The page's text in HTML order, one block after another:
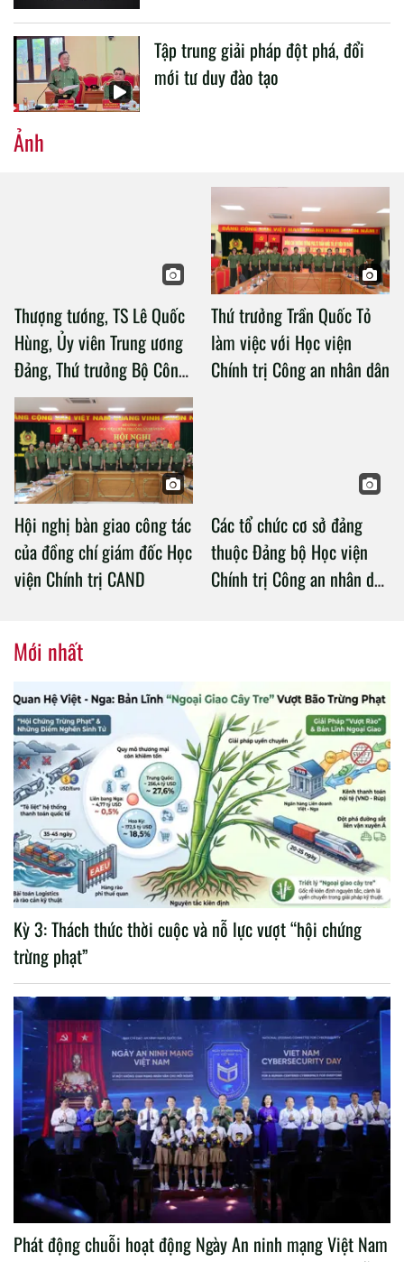
Tập trung giải pháp đột phá, đổi
mới tư duy đào tạo
Ảnh
Thượng tướng, TS Lê Quốc
Hùng, Ủy viên Trung ương
Đảng, Thứ trưởng Bộ Công
an làm việc với Học viện
Chính trị Công an nhân dân
Thứ trưởng Trần Quốc Tỏ
làm việc với Học viện
Chính trị Công an nhân dân
Hội nghị bàn giao công tác
của đồng chí giám đốc Học
viện Chính trị CAND
Các tổ chức cơ sở đảng
thuộc Đảng bộ Học viện
Chính trị Công an nhân dân
Mới nhất
Kỳ 3: Thách thức thời cuộc và nỗ lực vượt “hội chứng
trừng phạt”
Phát động chuỗi hoạt động Ngày An ninh mạng Việt Nam